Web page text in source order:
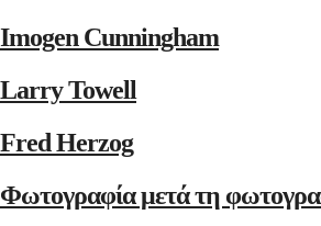
Imogen Cunningham
Larry Towell
Fred Herzog
Φωτογραφία μετά τη